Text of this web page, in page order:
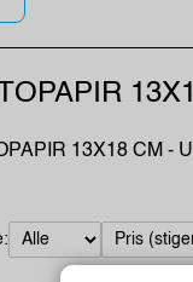
13X18 CM -